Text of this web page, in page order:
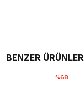
BENZER ÜRÜNLER
%68